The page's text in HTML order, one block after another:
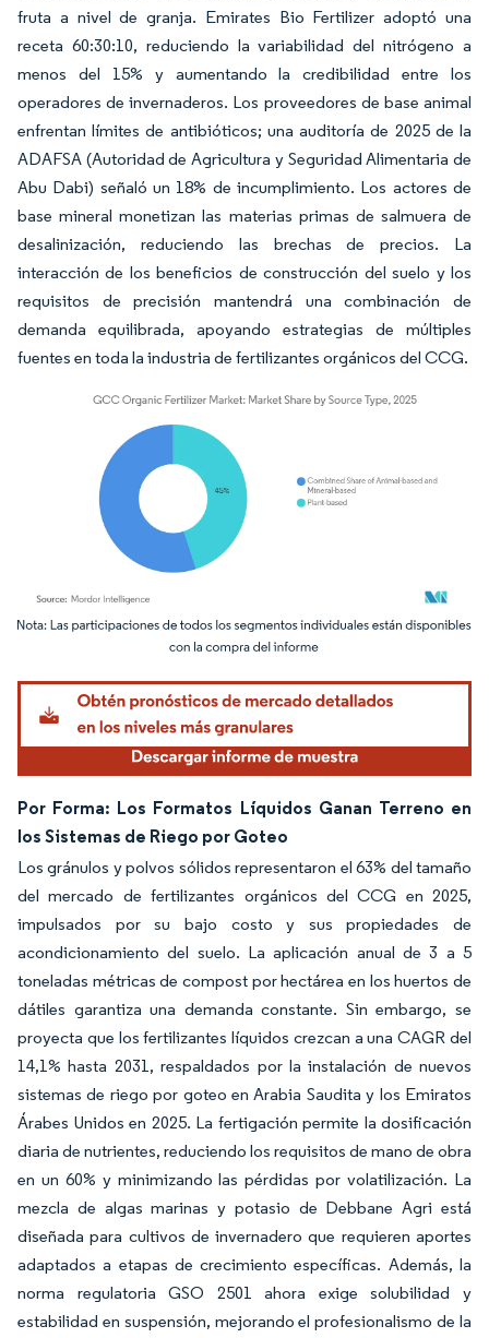
fruta a nivel de granja. Emirates Bio Fertilizer adoptó una
receta 60:30:10, reduciendo la variabilidad del nitrógeno a
menos del 15% y aumentando la credibilidad entre los
operadores de invernaderos. Los proveedores de base animal
enfrentan límites de antibióticos; una auditoría de 2025 de la
ADAFSA (Autoridad de Agricultura y Seguridad Alimentaria de
Abu Dabi) señaló un 18% de incumplimiento. Los actores de
base mineral monetizan las materias primas de salmuera de
desalinización, reduciendo las brechas de precios. La
interacción de los beneficios de construcción del suelo y los
requisitos de precisión mantendrá una combinación de
demanda equilibrada, apoyando estrategias de múltiples
fuentes en toda la industria de fertilizantes orgánicos del CCG.
Imagen © Mordor Intelligence. El uso requiere atribución según CC BY 4.0.
Por Forma: Los Formatos Líquidos Ganan Terreno en
los Sistemas de Riego por Goteo
Los gránulos y polvos sólidos representaron el 63% del tamaño
del mercado de fertilizantes orgánicos del CCG en 2025,
impulsados por su bajo costo y sus propiedades de
acondicionamiento del suelo. La aplicación anual de 3 a 5
toneladas métricas de compost por hectárea en los huertos de
dátiles garantiza una demanda constante. Sin embargo, se
proyecta que los fertilizantes líquidos crezcan a una CAGR del
14,1% hasta 2031, respaldados por la instalación de nuevos
sistemas de riego por goteo en Arabia Saudita y los Emiratos
Árabes Unidos en 2025. La fertigación permite la dosificación
diaria de nutrientes, reduciendo los requisitos de mano de obra
en un 60% y minimizando las pérdidas por volatilización. La
mezcla de algas marinas y potasio de Debbane Agri está
diseñada para cultivos de invernadero que requieren aportes
adaptados a etapas de crecimiento específicas. Además, la
norma regulatoria GSO 2501 ahora exige solubilidad y
estabilidad en suspensión, mejorando el profesionalismo de la